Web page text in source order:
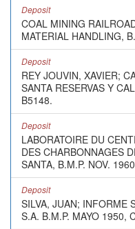
Deposit
COAL MINING
MATERIAL HANDLING,
Deposit
REY JOUVIN, XAVIER;
SANTA RESERVAS Y
B5148.
Deposit
LABORATOIRE DU
DES CHARBONNAGES
SANTA, B.M.P. NOV.
Deposit
SILVA, JUAN; INFORME
S.A. B.M.P. MAYO 1950,